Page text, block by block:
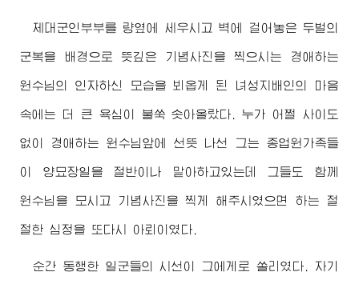
제대군인부부를 량옆에 세우시고 벽에 걸어놓은 두벌의
군복을 배경으로 뜻깊은 기념사진을 찍으시는 경애하는
원수님 의 인자하신 모습을 뵈옵게 된 녀성지배인의 마음
속에는 더 큰 욕심이 불쑥 솟아올랐다. 누가 어쩔 사이도
없이 경애하는 원수님 앞에 선뜻 나선 그는 종업원가족들
이 양묘장일을 절반이나 맡아하고있는데 그들도 함께
원수님 을 모시고 기념사진을 찍게 해주시였으면 하는 절
절한 심정을 또다시 아뢰이였다.
순간 동행한 일군들의 시선이 그에게로 쏠리였다. 자기